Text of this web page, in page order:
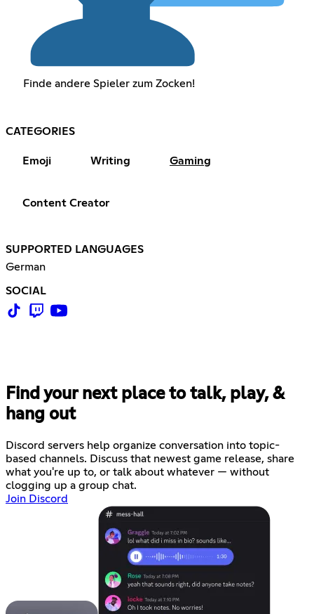
Finde andere Spieler zum Zocken!
CATEGORIES
Emoji Writing Gaming
Content Creator
SUPPORTED LANGUAGES
German
SOCIAL
Find your next place to talk, play, &
hang out
Discord servers help organize conversation into topic-
based channels. Discuss that newest game release, share
what you're up to, or talk about whatever — without
clogging up a group chat.
Join Discord